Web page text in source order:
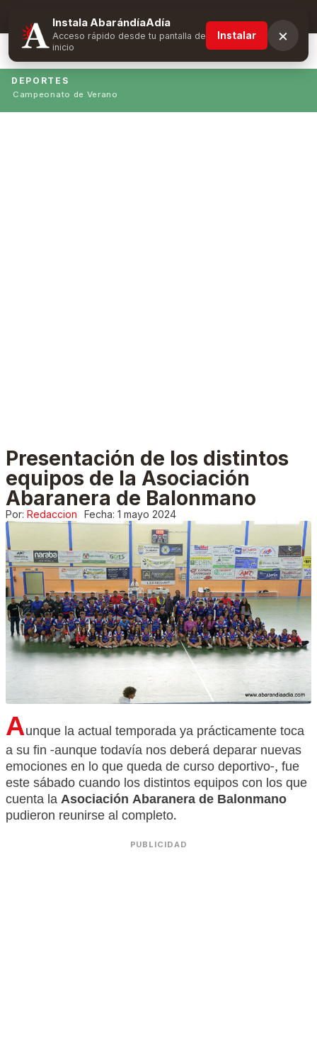
Suscríbete y obtén ventajas exclusivas
DEPORTES
Campeonato de Verano
Presentación de los distintos
equipos de la Asociación
Abaranera de Balonmano
Por: Redaccion Fecha: 1 mayo 2024
Aunque la actual temporada ya prácticamente toca
a su fin -aunque todavía nos deberá deparar nuevas
emociones en lo que queda de curso deportivo-, fue
este sábado cuando los distintos equipos con los que
cuenta laAsociación Abaranera de Balonmano
pudieron reunirse al completo.
PUBLICIDAD
Instala AbarándíaAdía
Acceso rápido desde tu pantalla de
inicio
Instalar ×